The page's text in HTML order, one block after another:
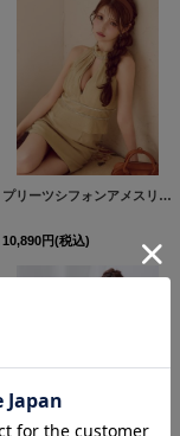
プリーツシフォンアメスリタイトミニドレス/キャバドレス【XS-Mサイズ/1カラー】[OF03] 【YN】dzwvAG
10,890円(税込)